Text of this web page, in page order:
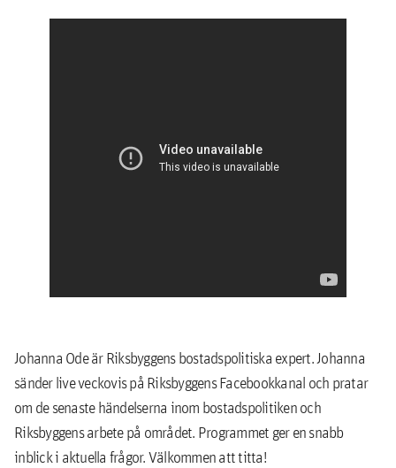
Johanna Ode är Riksbyggens bostadspolitiska expert. Johanna
sänder live veckovis på Riksbyggens Facebookkanal och pratar
om de senaste händelserna inom bostadspolitiken och
Riksbyggens arbete på området. Programmet ger en snabb
inblick i aktuella frågor. Välkommen att titta!